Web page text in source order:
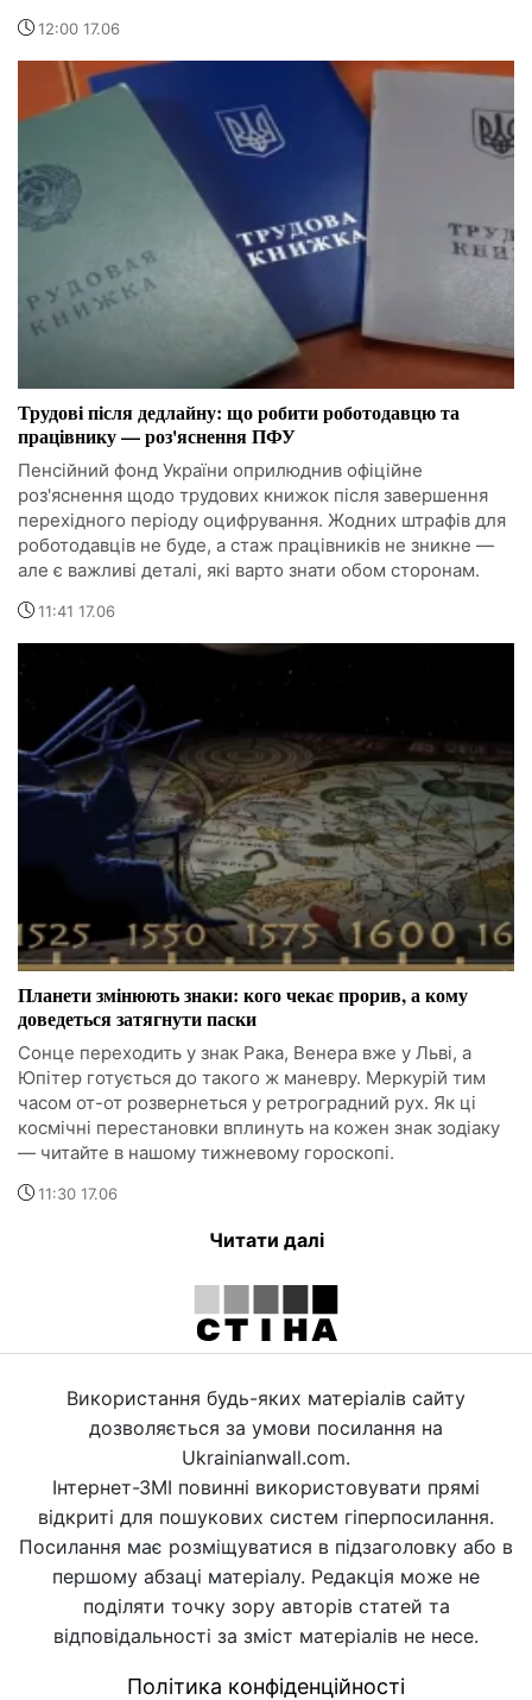
12:00 17.06
Трудові після дедлайну: що робити роботодавцю та
працівнику — роз'яснення ПФУ
Пенсійний фонд України оприлюднив офіційне
роз'яснення щодо трудових книжок після завершення
перехідного періоду оцифрування. Жодних штрафів для
роботодавців не буде, а стаж працівників не зникне —
але є важливі деталі, які варто знати обом сторонам.
11:41 17.06
Планети змінюють знаки: кого чекає прорив, а кому
доведеться затягнути паски
Сонце переходить у знак Рака, Венера вже у Льві, а
Юпітер готується до такого ж маневру. Меркурій тим
часом от-от розвернеться у ретроградний рух. Як ці
космічні перестановки вплинуть на кожен знак зодіаку
— читайте в нашому тижневому гороскопі.
11:30 17.06
Читати далі
Використання будь-яких матеріалів сайту
дозволяється за умови посилання на
Ukrainianwall.com.
Інтернет-ЗМІ повинні використовувати прямі
відкриті для пошукових систем гіперпосилання.
Посилання має розміщуватися в підзаголовку або в
першому абзаці матеріалу. Редакція може не
поділяти точку зору авторів статей та
відповідальності за зміст матеріалів не несе.
Політика конфіденційності